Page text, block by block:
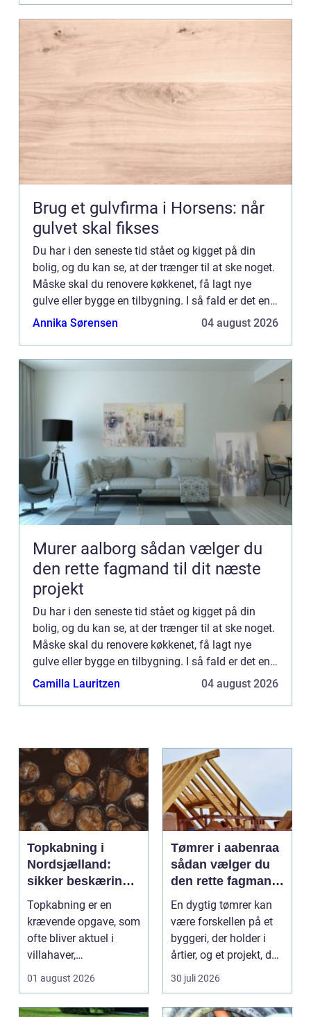
Brug et gulvfirma i Horsens: når
gulvet skal fikses
Du har i den seneste tid stået og kigget på din
bolig, og du kan se, at der trænger til at ske noget.
Måske skal du renovere køkkenet, få lagt nye
gulve eller bygge en tilbygning. I så fald er det en
god idé at hyre en dygtig tømrer til at hjælpe dig...
Annika Sørensen 04 august 2026
Murer aalborg sådan vælger du
den rette fagmand til dit næste
projekt
Du har i den seneste tid stået og kigget på din
bolig, og du kan se, at der trænger til at ske noget.
Måske skal du renovere køkkenet, få lagt nye
gulve eller bygge en tilbygning. I så fald er det en
god idé at hyre en dygtig tømrer til at hjælpe dig...
Camilla Lauritzen 04 august 2026
Topkabning i
Nordsjælland:
sikker beskæring
af store træer
Topkabning er en
krævende opgave, som
ofte bliver aktuel i
villahaver,
sommerhusområder ...
01 august 2026
Tømrer i aabenraa
sådan vælger du
den rette fagmand
til dit projekt
En dygtig tømrer kan
være forskellen på et
byggeri, der holder i
årtier, og et projekt, der
hurtigt ...
30 juli 2026